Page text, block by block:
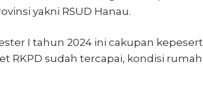
yakni RSUD Hanau.
I tahun 2024 ini cakupan
RKPD sudah tercapai, kondisi